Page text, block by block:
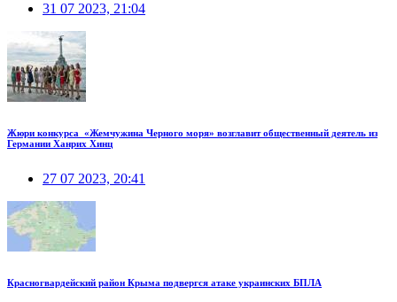
31 07 2023, 21:04
Жюри конкурса «Жемчужина Черного моря» возглавит общественный деятель из
Германии Ханрих Хинц
27 07 2023, 20:41
Красногвардейский район Крыма подвергся атаке украинских БПЛА